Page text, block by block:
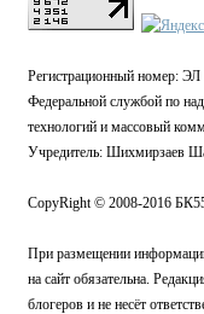
Регистрационный номер:
Федеральной службой по
технологий и массовый
Учредитель: Шихмирзаев
CopyRight © 2008-2016
При размещении
на сайт обязательна.
блогеров и не несёт